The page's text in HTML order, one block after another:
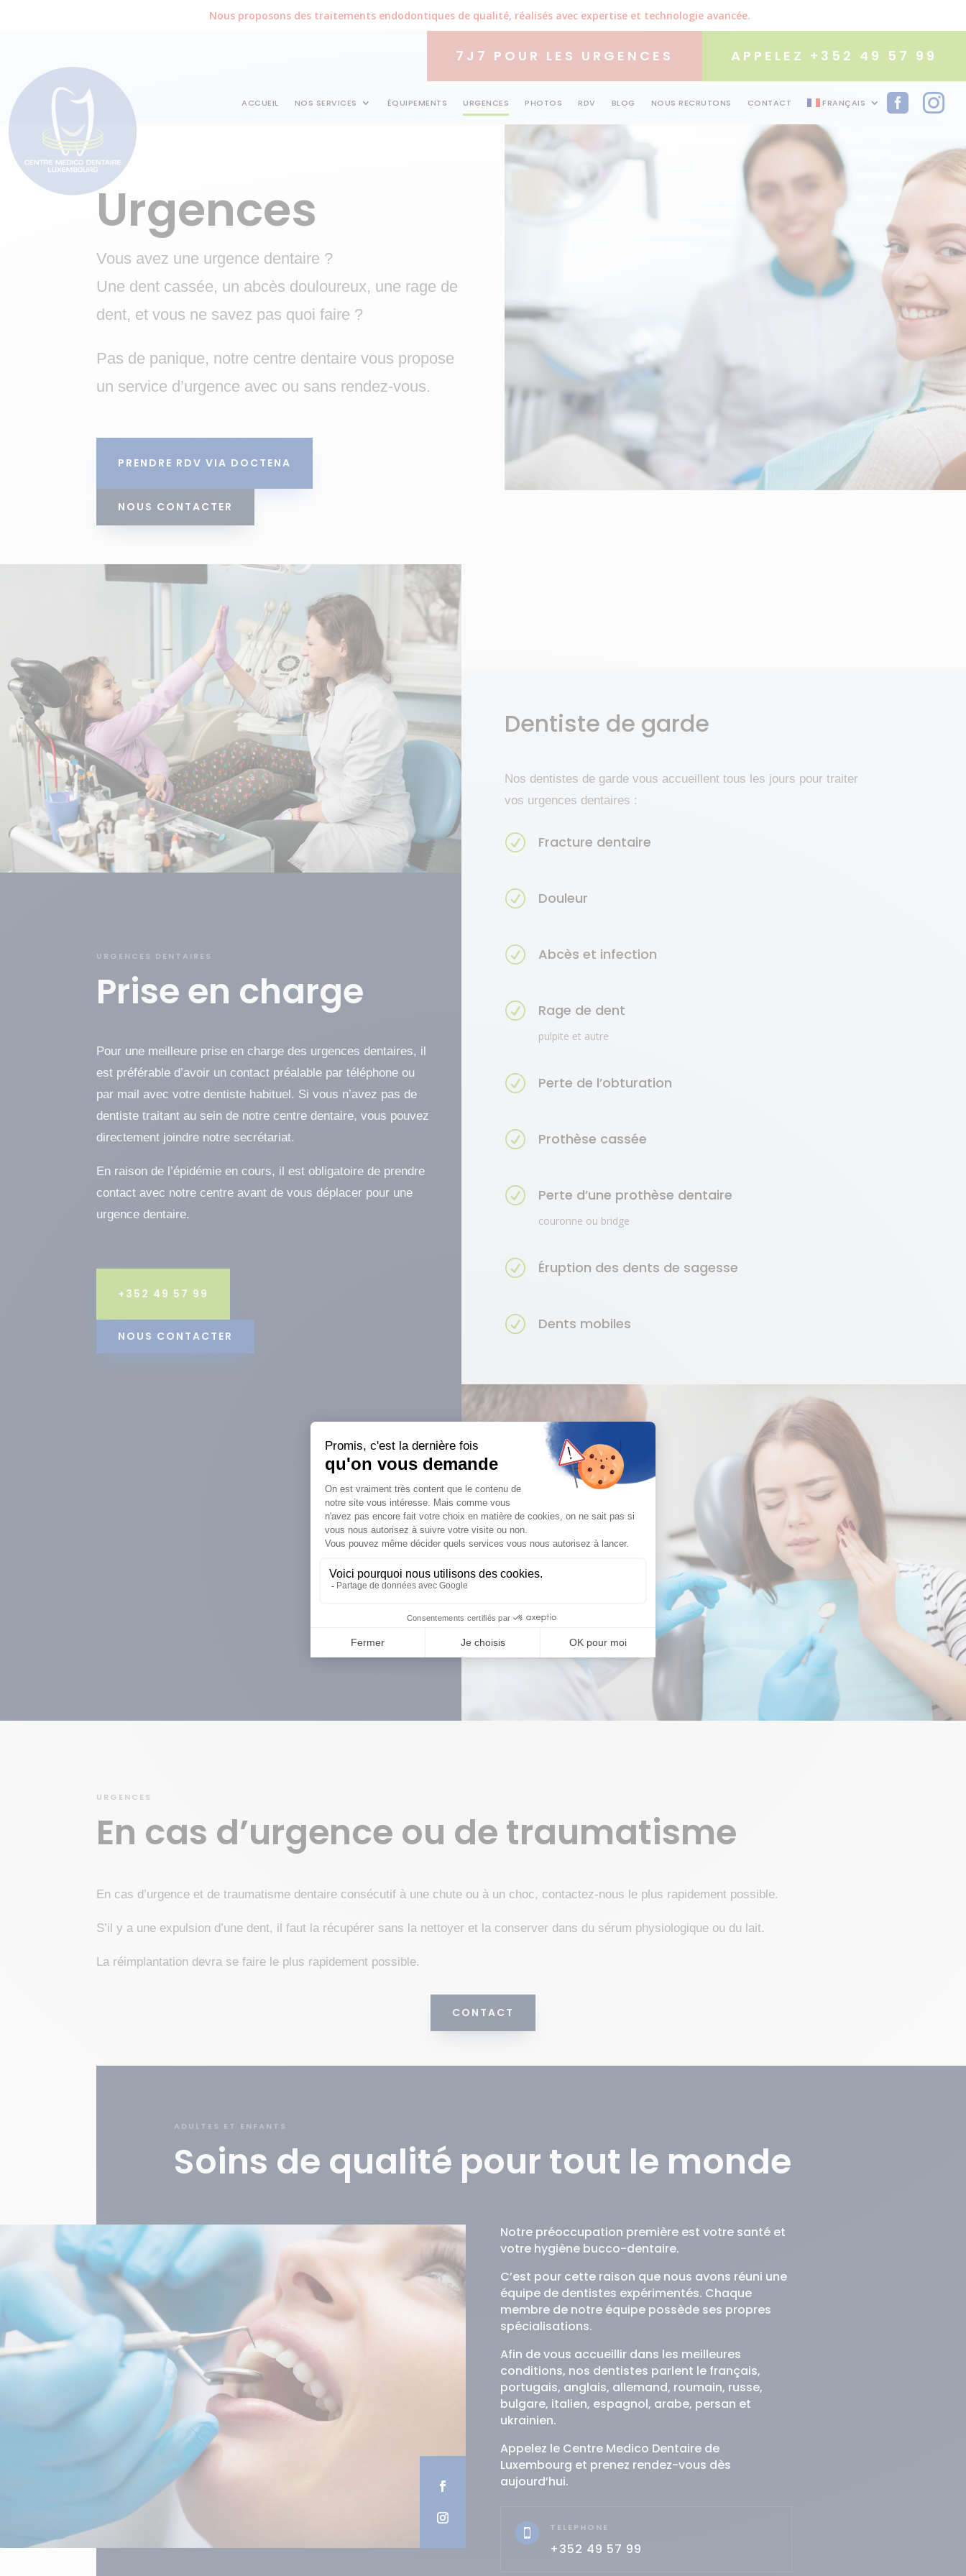
Nous proposons des traitements endodontiques de qualité, réalisés avec expertise et technologie avancée.
7J7 POUR LES URGENCES APPELEZ +352 49 57 99
ACCUEIL NOS SERVICES ÉQUIPEMENTS URGENCES PHOTOS RDV BLOG NOUS RECRUTONS CONTACT FRANÇAIS 

Urgences
Vous avez une urgence dentaire ?
Une dent cassée, un abcès douloureux, une rage de
dent, et vous ne savez pas quoi faire ?
Pas de panique, notre centre dentaire vous propose
un service d’urgence avec ou sans rendez-vous.
PRENDRE RDV VIA DOCTENA
NOUS CONTACTER
URGENCES DENTAIRES
Prise en charge
Pour une meilleure prise en charge des urgences dentaires, il
est préférable d’avoir un contact préalable par téléphone ou
par mail avec votre dentiste habituel. Si vous n’avez pas de
dentiste traitant au sein de notre centre dentaire, vous pouvez
directement joindre notre secrétariat.
En raison de l’épidémie en cours, il est obligatoire de prendre
contact avec notre centre avant de vous déplacer pour une
urgence dentaire.
+352 49 57 99
NOUS CONTACTER
Dentiste de garde
Nos dentistes de garde vous accueillent tous les jours pour traiter
vos urgences dentaires :
R Fracture dentaire
R Douleur
R Abcès et infection
R Rage de dent
pulpite et autre
R Perte de l’obturation
R Prothèse cassée
R Perte d’une prothèse dentaire
couronne ou bridge
R Éruption des dents de sagesse
R Dents mobiles
URGENCES
En cas d’urgence ou de traumatisme
En cas d’urgence et de traumatisme dentaire consécutif à une chute ou à un choc, contactez-nous le plus rapidement possible.
S’il y a une expulsion d’une dent, il faut la récupérer sans la nettoyer et la conserver dans du sérum physiologique ou du lait.
La réimplantation devra se faire le plus rapidement possible.
CONTACT
ADULTES ET ENFANTS
Soins de qualité pour tout le monde
Notre préoccupation première est votre santé et
votre hygiène bucco-dentaire.
C’est pour cette raison que nous avons réuni une
équipe de dentistes expérimentés. Chaque
membre de notre équipe possède ses propres
spécialisations.
Afin de vous accueillir dans les meilleures
conditions, nos dentistes parlent le français,
portugais, anglais, allemand, roumain, russe,
bulgare, italien, espagnol, arabe, persan et
ukrainien.
Appelez le Centre Medico Dentaire de
Luxembourg et prenez rendez-vous dès
aujourd’hui.
 TELEPHONE
+352 49 57 99